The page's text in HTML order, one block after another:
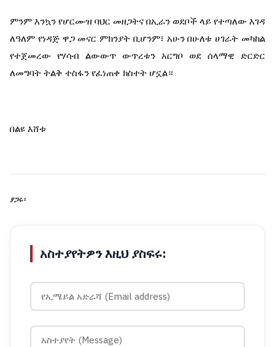
ምንም እንኳን የሆርሙዝ ባህር መዘጋትና በኢራን ወደቦች ላይ የተጣለው እገዳ
ለዓለም የነዳጅ ዋጋ መናር ምክንያት ቢሆንም፣ አሁን በሁለቱ ሀገራት መካከል
የተጀመረው የሃሳብ ልውውጥ ውጥረቱን አርግቦ ወደ ሰላማዊ ድርድር
ለመግባት ትልቅ ተስፋን የፈነጠቀ ክስተት ሆኗል።
በልዩ እሸቱ
ያጋሩ፡
አስተያየትዎን እዚህ ያስፍሩ: